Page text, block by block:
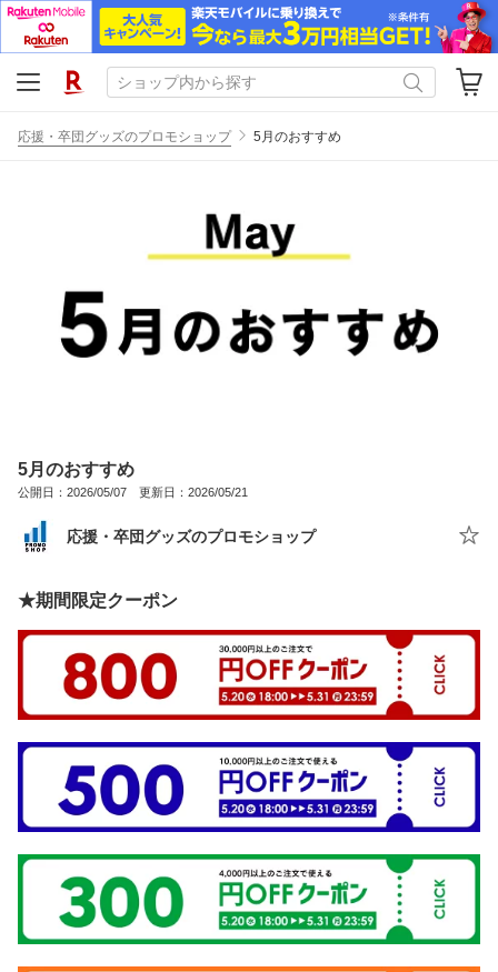
応援・卒団グッズのプロモショップ 5月のおすすめ
5月のおすすめ
公開日：2026/05/07 更新日：2026/05/21
応援・卒団グッズのプロモショップ
★期間限定クーポン